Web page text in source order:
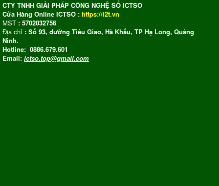
CTY TNHH GIẢI PHÁP CÔNG NGHỆ SỐ ICTSO
Cửa Hàng Online ICTSO : https://i2t.vn
MST : 5702032756
Địa chỉ : Số 93, đường Tiêu Giao, Hà Khẩu, TP Hạ Long, Quảng
Ninh.
Hotline: 0886.679.601
Email: ictso.top@gmail.com